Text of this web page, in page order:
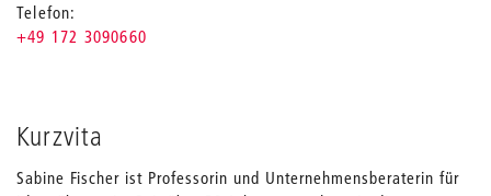
Telefon
+49 172 3090660
Kurzvita
Sabine Fischer ist Professorin und Unternehmensberaterin für